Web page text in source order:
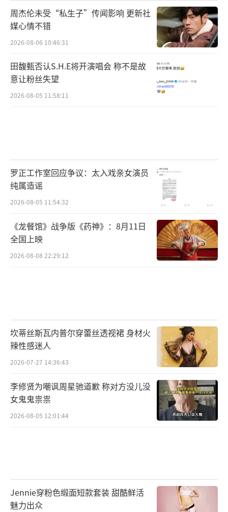
周杰伦未受“私生子”传闻影响 更新社
媒心情不错
2026-08-06 10:46:31
田馥甄否认S.H.E将开演唱会 称不是故
意让粉丝失望
2026-08-05 11:58:11
罗正工作室回应争议：太入戏亲女演员
纯属造谣
2026-08-05 11:54:32
《龙餐馆》战争版《药神》：8月11日
全国上映
2026-08-08 22:29:12
坎蒂丝斯瓦内普尔穿蕾丝透视裙 身材火
辣性感迷人
2026-07-27 14:36:43
李修贤为嘲讽周星驰道歉 称对方没儿没
女鬼鬼祟祟
2026-08-05 12:01:44
Jennie穿粉色缎面短款套装 甜酷鲜活
魅力出众